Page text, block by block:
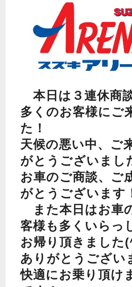
本日は３連休商
多くのお客様にご
た！
天候の悪い中、ご
がとうございまし
お車のご商談、ご
がとうございます
また本日はお車
客様も多くいらっ
お帰り頂きました
ありがとうござい
快適にお乗り頂け